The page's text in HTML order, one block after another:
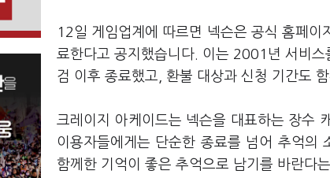
12일 게임업계에 따르면 넥슨은 공식 홈페
료한다고 공지했습니다. 이는 2001년 서비
검 이후 종료했고, 환불 대상과 신청 기간도
크레이지 아케이드는 넥슨을 대표하는 장수
이용자들에게는 단순한 종료를 넘어 추억의
함께한 기억이 좋은 추억으로 남기를 바란다